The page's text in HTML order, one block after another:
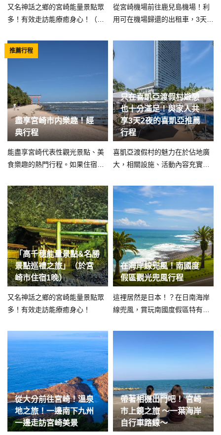
又名神話之鄉的宮崎能量景點眾
多！有效走訪能療癒身心！（高
從宮崎機場前往鹿兒島機場！利
用可在機場歸還的出租車，3天2
盡享宮崎市内樂趣！經
典行程
能盡享宮崎代表性觀光景點、美
食樂趣的熱門行程。如果住宿市
只在喜凱亞渡假村遊憩
也十分滿足！與家人共
享3天2夜的喜凱亞推薦
行程
喜凱亞渡假村的魅力在於佔地廣
大，相關設施、活動內容充實。
常生活，盡享喜凱亞樂趣。
「高千穗能量景點&名勝
景點巡禮之旅」（於宮
崎市住宿1晚）
又名神話之鄉的宮崎能量景點眾
多！有效走訪能療癒身心！
在海岸線兜風！南國度
假區觀光兜風行程
這裡居然是日本！？在日南海岸
線兜風，賞玩南國度假區特有的
從大分前往宮崎！溫泉
地之旅！一邊南下九州
一邊走訪宮崎美景
帶著相機出門吧！ 宮崎
市上鏡之旅 ～一葉海岸
自行車路線～